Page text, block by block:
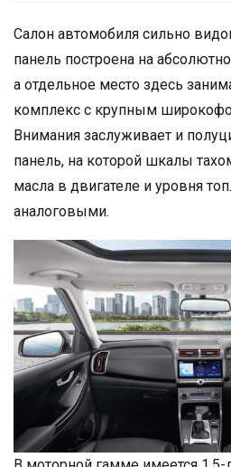
Салон автомобиля сильно
панель построена на
а отдельное место здесь
комплекс с крупным
Внимания заслуживает и
панель, на которой шкалы
масла в двигателе и уровня
аналоговыми.